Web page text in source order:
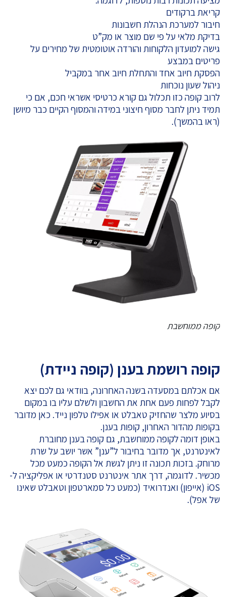
קריאת ברקודים
חיבור למערכת הנהלת חשבונות
בדיקת מלאי על פי שם מוצר או מק”ט
גישה למועדון הלקוחות והורדה אוטומטית של מחירים על
פריטים במבצע
הפסקת חיוב אחד והתחלת חיוב אחר במקביל
ניהול שעון נוכחות
לרוב קופה כזו תכלול גם קורא כרטיסי אשראי חכם, אם כי
תמיד ניתן לחבר מסוף חיצוני במידה והמסוף הקיים כבר מיושן
(ראו בהמשך).
קופה ממוחשבת
קופה רושמת בענן (קופה ניידת)
אם אכלתם במסעדה בשנה האחרונה, בוודאי גם לכם יצא
לקבל לפחות פעם אחת את החשבון ולשלם עליו בו במקום
בסיוע מלצר שהחזיק טאבלט או אפילו טלפון נייד. כאן מדובר
בקופות מהדור האחרון, קופות בענן.
באופן דומה לקופה ממוחשבת, גם קופה בענן מחוברת
לאינטרנט, אך מדובר בחיבור ל”ענן” אשר יושב על שרת
מרוחק. בזכות תכונה זו ניתן לגשת אל הקופה כמעט מכל
מכשיר. לדוגמה, דרך אתר אינטרנט סטנדרטי או אפליקציה ל-
iOS (אייפון) ואנדרואיד (כמעט כל סמארטפון וטאבלט שאינו
של אפל).